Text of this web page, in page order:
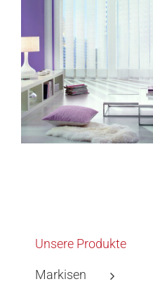
Unsere Produkte
Markisen